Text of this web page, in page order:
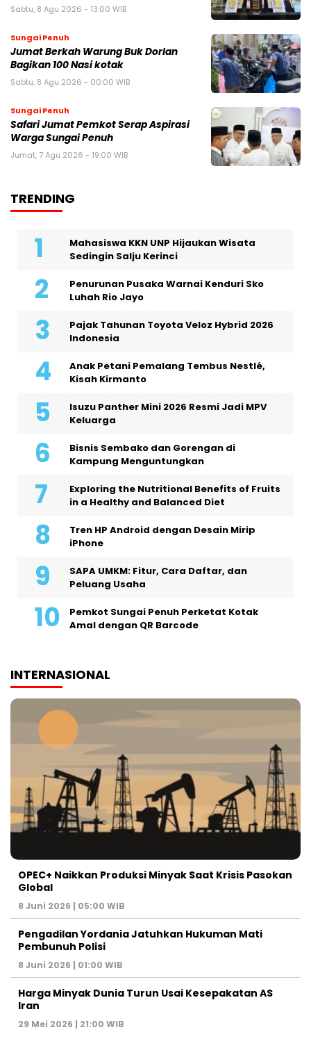
Sabtu, 8 Agu 2026 - 13:00 WIB
Sungai Penuh
Jumat Berkah Warung Buk Dorlan
Bagikan 100 Nasi kotak
Sabtu, 8 Agu 2026 - 00:00 WIB
Sungai Penuh
Safari Jumat Pemkot Serap Aspirasi
Warga Sungai Penuh
Jumat, 7 Agu 2026 - 19:00 WIB
TRENDING
Mahasiswa KKN UNP Hijaukan Wisata
Sedingin Salju Kerinci
Penurunan Pusaka Warnai Kenduri Sko
Luhah Rio Jayo
Pajak Tahunan Toyota Veloz Hybrid 2026
Indonesia
Anak Petani Pemalang Tembus Nestlé,
Kisah Kirmanto
Isuzu Panther Mini 2026 Resmi Jadi MPV
Keluarga
Bisnis Sembako dan Gorengan di
Kampung Menguntungkan
Exploring the Nutritional Benefits of Fruits
in a Healthy and Balanced Diet
Tren HP Android dengan Desain Mirip
iPhone
SAPA UMKM: Fitur, Cara Daftar, dan
Peluang Usaha
Pemkot Sungai Penuh Perketat Kotak
Amal dengan QR Barcode
INTERNASIONAL
OPEC+ Naikkan Produksi Minyak Saat Krisis Pasokan
Global
8 Juni 2026 | 05:00 WIB
Pengadilan Yordania Jatuhkan Hukuman Mati
Pembunuh Polisi
8 Juni 2026 | 01:00 WIB
Harga Minyak Dunia Turun Usai Kesepakatan AS
Iran
29 Mei 2026 | 21:00 WIB